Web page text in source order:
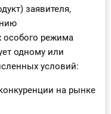
заявителя,
особого режима
одному или
условий:
на рынке